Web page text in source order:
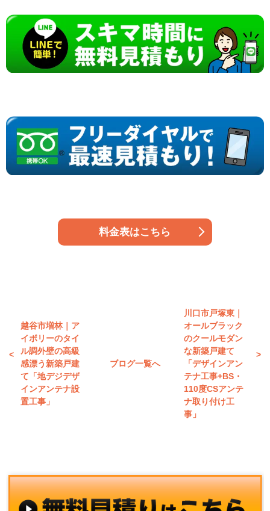
料金表はこちら
越谷市増林｜ア
イボリーのタイ
ル調外壁の高級
感漂う新築戸建
て「地デジデザ
インアンテナ設
置工事」
ブログ一覧へ
川口市戸塚東｜
オールブラック
のクールモダン
な新築戸建て
「デザインアン
テナ工事+BS・
110度CSアンテ
ナ取り付け工
事」